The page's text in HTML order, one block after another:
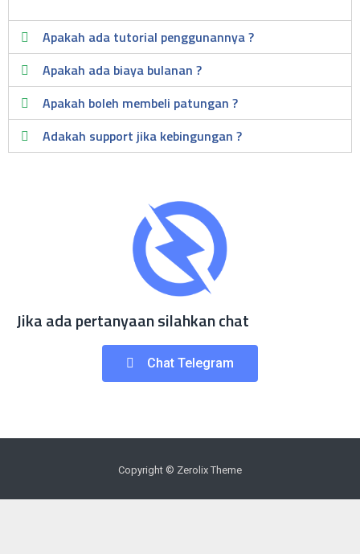
Apakah ada tutorial penggunannya ?
Apakah ada biaya bulanan ?
Apakah boleh membeli patungan ?
Adakah support jika kebingungan ?
Jika ada pertanyaan silahkan chat
Chat Telegram
Copyright © Zerolix Theme